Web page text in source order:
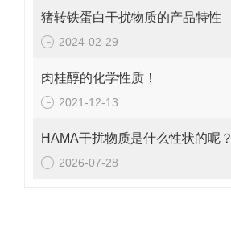
猪转铁蛋白干扰物质的产品特性
2024-02-29
肉桂醇的化学性质！
2021-12-13
HAMA干扰物质是什么性状的呢？
2026-07-28